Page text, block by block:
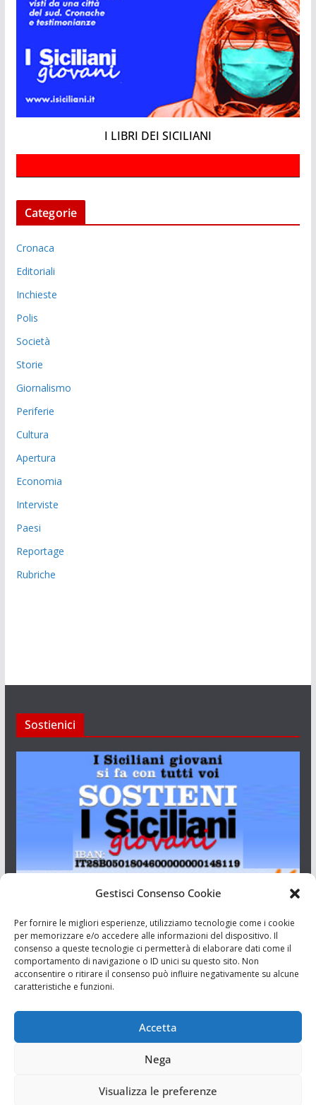
Gestisci Consenso Cookie
Per fornire le migliori esperienze, utilizziamo tecnologie come i cookie
per memorizzare e/o accedere alle informazioni del dispositivo. Il
consenso a queste tecnologie ci permetterà di elaborare dati come il
comportamento di navigazione o ID unici su questo sito. Non
acconsentire o ritirare il consenso può influire negativamente su alcune
caratteristiche e funzioni.
Accetta
Nega
Visualizza le preferenze
I LIBRI DEI SICILIANI
Categorie
Cronaca
Editoriali
Inchieste
Polis
Società
Storie
Giornalismo
Periferie
Cultura
Apertura
Economia
Interviste
Paesi
Reportage
Rubriche
Sostienici
Aut. del tribunale di Catania n.23/2011 del 20/09/2011 Dir.
Resp. Riccardo Orioles.
Associazione Culturale I Siciliani Giovani
via Randazzo 27 Catania